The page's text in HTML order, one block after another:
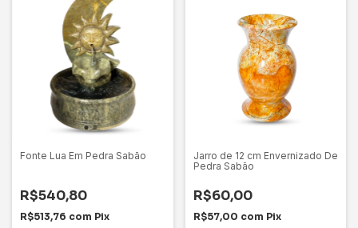
Fonte Lua Em Pedra Sabão
R$540,80
R$513,76 com Pix
Jarro de 12 cm Envernizado De
Pedra Sabão
R$60,00
R$57,00 com Pix